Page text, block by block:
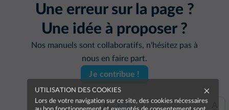
Une erreur sur la page ?
Une idée à proposer ?
Nos manuels sont collaboratifs, n'hésitez pas à
nous en faire part.
Je contribue !
UTILISATION DES COOKIES
Lors de votre navigation sur ce site, des cookies nécessaires